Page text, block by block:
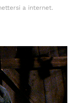
a internet.